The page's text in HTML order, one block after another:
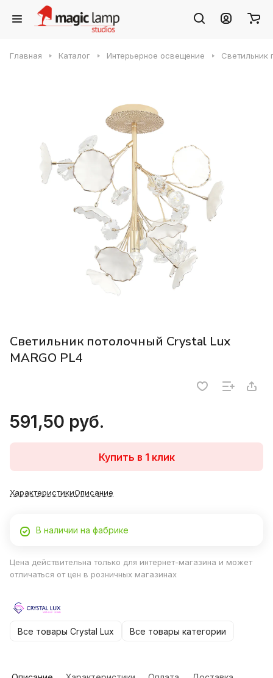
Главная Каталог Интерьерное освещение Светильник
Светильник потолочный Crystal Lux
MARGO PL4
591,50 руб.
Купить в 1 клик
ХарактеристикиОписание
В наличии на фабрике
Цена действительна только для интернет-магазина и может
отличаться от цен в розничных магазинах
Все товары Crystal Lux Все товары категории